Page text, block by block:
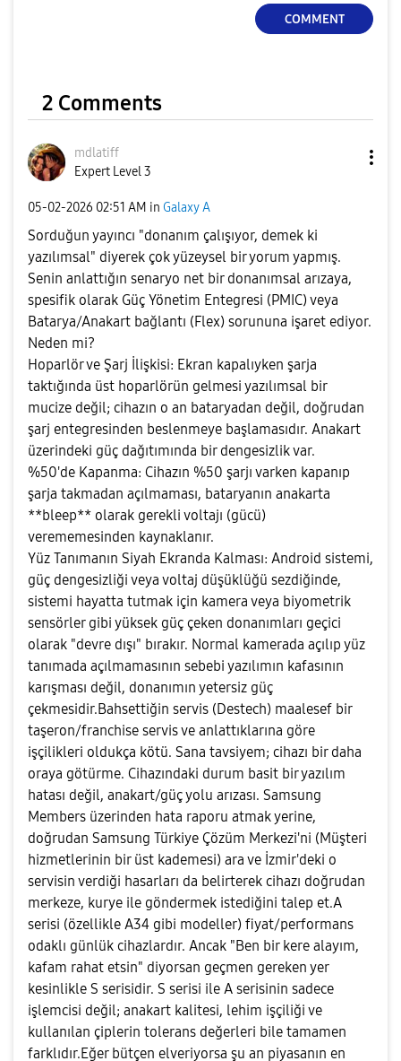
COMMENT
2 Comments
mdlatiff
Expert Level 3
‎05-02-2026 02:51 AM in Galaxy A
Sorduğun yayıncı "donanım çalışıyor, demek ki
yazılımsal" diyerek çok yüzeysel bir yorum yapmış.
Senin anlattığın senaryo net bir donanımsal arızaya,
spesifik olarak Güç Yönetim Entegresi (PMIC) veya
Batarya/Anakart bağlantı (Flex) sorununa işaret ediyor.
Neden mi?
Hoparlör ve Şarj İlişkisi: Ekran kapalıyken şarja
taktığında üst hoparlörün gelmesi yazılımsal bir
mucize değil; cihazın o an bataryadan değil, doğrudan
şarj entegresinden beslenmeye başlamasıdır. Anakart
üzerindeki güç dağıtımında bir dengesizlik var.
%50'de Kapanma: Cihazın %50 şarjı varken kapanıp
şarja takmadan açılmaması, bataryanın anakarta
**bleep** olarak gerekli voltajı (gücü)
verememesinden kaynaklanır.
Yüz Tanımanın Siyah Ekranda Kalması: Android sistemi,
güç dengesizliği veya voltaj düşüklüğü sezdiğinde,
sistemi hayatta tutmak için kamera veya biyometrik
sensörler gibi yüksek güç çeken donanımları geçici
olarak "devre dışı" bırakır. Normal kamerada açılıp yüz
tanımada açılmamasının sebebi yazılımın kafasının
karışması değil, donanımın yetersiz güç
çekmesidir.Bahsettiğin servis (Destech) maalesef bir
taşeron/franchise servis ve anlattıklarına göre
işçilikleri oldukça kötü. Sana tavsiyem; cihazı bir daha
oraya götürme. Cihazındaki durum basit bir yazılım
hatası değil, anakart/güç yolu arızası. Samsung
Members üzerinden hata raporu atmak yerine,
doğrudan Samsung Türkiye Çözüm Merkezi'ni (Müşteri
hizmetlerinin bir üst kademesi) ara ve İzmir'deki o
servisin verdiği hasarları da belirterek cihazı doğrudan
merkeze, kurye ile göndermek istediğini talep et.A
serisi (özellikle A34 gibi modeller) fiyat/performans
odaklı günlük cihazlardır. Ancak "Ben bir kere alayım,
kafam rahat etsin" diyorsan geçmen gereken yer
kesinlikle S serisidir. S serisi ile A serisinin sadece
işlemcisi değil; anakart kalitesi, lehim işçiliği ve
kullanılan çiplerin tolerans değerleri bile tamamen
farklıdır.Eğer bütçen elveriyorsa şu an piyasanın en